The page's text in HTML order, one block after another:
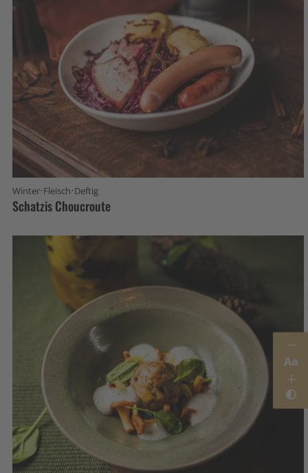
Aa
Winter·Fleisch·Deftig
Schatzis Choucroute